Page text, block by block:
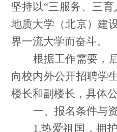
坚持以“三服务、三
地质大学（北京）建
界一流大学而奋斗。
根据工作需要，
向校内外公开招聘学
楼长和副楼长，具体
一、报名条件与
1.热爱祖国，拥